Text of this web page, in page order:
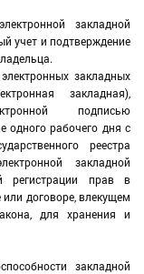
закладной
учет и подтверждение
закладных
закладная),
подписью
одного рабочего дня с
реестра
закладной
регистрации прав в
договоре, влекущем
для хранения и
закладной